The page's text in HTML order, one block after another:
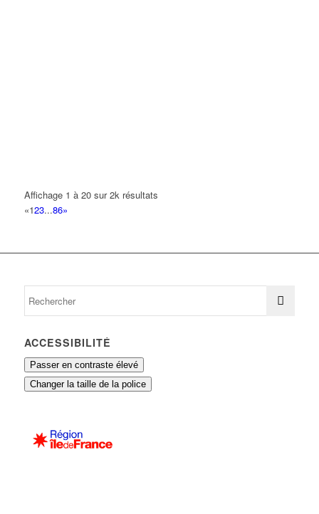
Affichage 1 à 20 sur 2k résultats
«123...86»
ACCESSIBILITÉ
Passer en contraste élevé
Changer la taille de la police